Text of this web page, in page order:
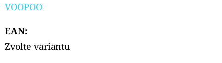
VOOPOO
EAN:
Zvolte variantu